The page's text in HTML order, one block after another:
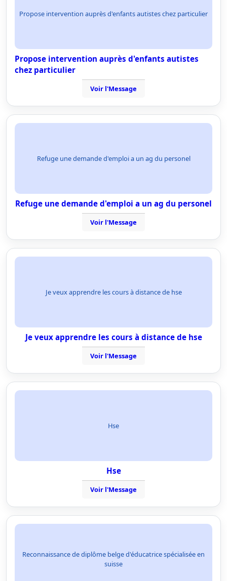
Propose intervention auprès d'enfants autistes chez particulier
Propose intervention auprès d'enfants autistes
chez particulier
Voir l'Message
Refuge une demande d'emploi a un ag du personel
Refuge une demande d'emploi a un ag du personel
Voir l'Message
Je veux apprendre les cours à distance de hse
Je veux apprendre les cours à distance de hse
Voir l'Message
Hse
Hse
Voir l'Message
Reconnaissance de diplôme belge d'éducatrice spécialisée en
suisse